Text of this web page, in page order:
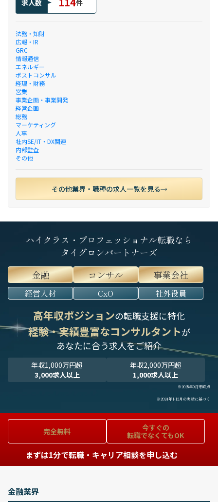
求人数 件
法務・知財
広報・IR
GRC
情報通信
エネルギー
ポストコンサル
経理・財務
営業
事業企画・事業開発
経営企画
総務
マーケティング
人事
社内SE/IT・DX関連
内部監査
その他
その他業界・職種の求人一覧を見る
ハイクラス・プロフェッショナル転職なら
タイグロンパートナーズ
金融
コンサル 事業会社
経営人材 CxO 社外役員
高年収ポジションの転職支援に特化
経験・実績豊富なコンサルタントが
あなたに合う求人をご紹介
年収1,000万円超
3,000求人以上
年収2,000万円超
1,000求人以上
※2025年9月末時点
※2024年1-12月の実績に基づく
完全無料
今すぐの
転職でなくてもOK
まずは1分で転職・キャリア相談を申し込む
金融業界